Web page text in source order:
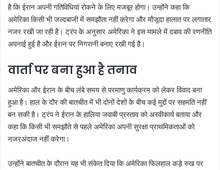
है कि ईरान अपनी गतिविधियां रोकने के लिए मजबूर होगा। उन्होंने कहा कि
अमेरिका किसी भी जल्दबाजी में समझौता नहीं करेगा और मौजूदा हालात पर लगातार
नजर रखी जा रही है। ट्रंप के अनुसार अमेरिका ने इस मामले में दबाव की रणनीति
अपनाई हुई है और ईरान पर निगरानी बनाए रखी गई है।
वार्ता पर बना हुआ है तनाव
अमेरिका और ईरान के बीच लंबे समय से परमाणु कार्यक्रम को लेकर विवाद बना
हुआ है। हाल के दौर की बातचीत में भी दोनों देशों के बीच कई मुद्दों पर सहमति नहीं
बन सकी है। ट्रंप ने ईरान के हालिया जवाबी प्रस्ताव को अस्वीकार्य बताया और
कहा कि किसी भी समझौते से पहले अमेरिका अपनी सुरक्षा प्राथमिकताओं को
नजरअंदाज नहीं करेगा।
उन्होंने बातचीत के दौरान यह भी संकेत दिया कि अमेरिका फिलहाल कड़े रुख पर